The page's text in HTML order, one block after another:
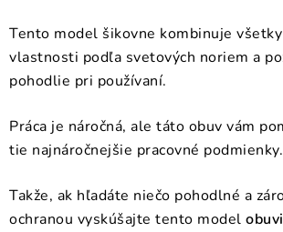
Tento model šikovne kombinuje
vlastnosti podľa svetových noriem a
pohodlie pri používaní.
Práca je náročná, ale táto obuv vám
tie najnáročnejšie pracovné podmienky.
Takže, ak hľadáte niečo pohodlné a
ochranou vyskúšajte tento model